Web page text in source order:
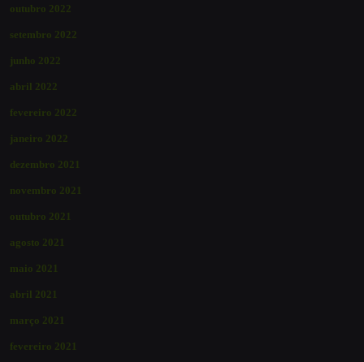
outubro 2022
setembro 2022
junho 2022
abril 2022
fevereiro 2022
janeiro 2022
dezembro 2021
novembro 2021
outubro 2021
agosto 2021
maio 2021
abril 2021
março 2021
fevereiro 2021